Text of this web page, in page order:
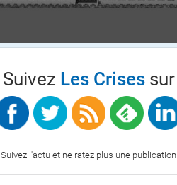
Suivez Les Crisessur
Suivez l'actu et ne ratez plus une publication